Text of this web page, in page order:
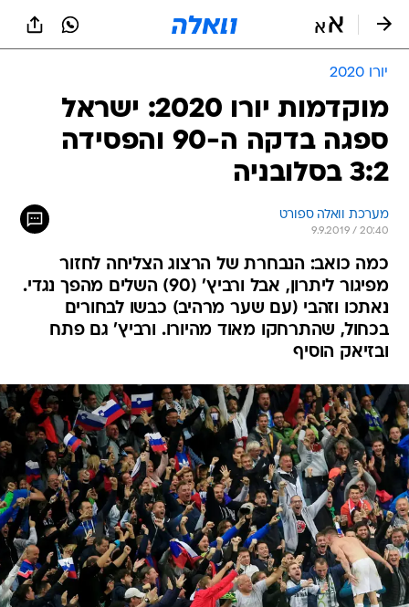
יורו 2020
מוקדמות יורו 2020: ישראל
ספגה בדקה ה-90 והפסידה
3:2 בסלובניה
מערכת וואלה ספורט
9.9.2019 / 20:40
כמה כואב: הנבחרת של הרצוג הצליחה לחזור
מפיגור ליתרון, אבל ורביץ' (90) השלים מהפך נגדי.
נאתכו וזהבי (עם שער מרהיב) כבשו לבחורים
בכחול, שהתרחקו מאוד מהיורו. ורביץ' גם פתח
ובזיאק הוסיף